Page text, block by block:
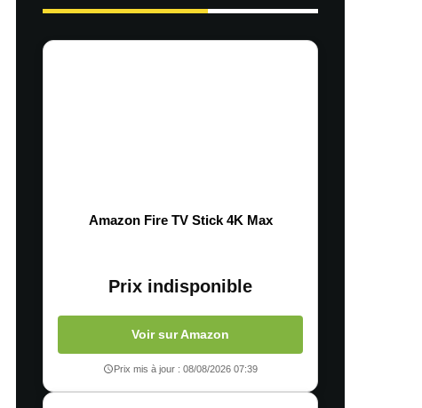
Amazon Fire TV Stick 4K Max
Prix indisponible
Voir sur Amazon
Prix mis à jour : 08/08/2026 07:39